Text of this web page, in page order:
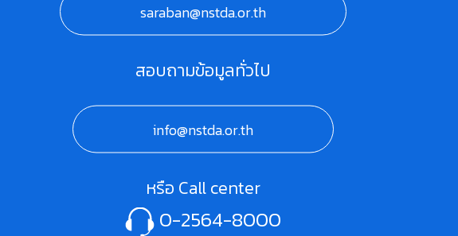
saraban@nstda.or.th
สอบถามข้อมูลทั่วไป
info@nstda.or.th
หรือ Call center
0-2564-8000